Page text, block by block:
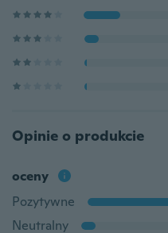
Opinie o produkcie
oceny
Pozytywne
Neutralny